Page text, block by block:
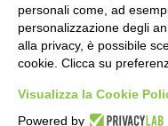
Scorporo IVA
personali come, ad
personalizzazione degli
alla privacy, è possibile
cookie. Clicca su
Visualizza la Cookie
Powered by